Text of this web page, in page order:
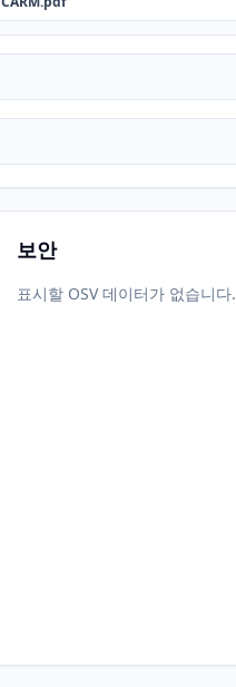
보안
표시할 OSV 데이터가 없습니다.